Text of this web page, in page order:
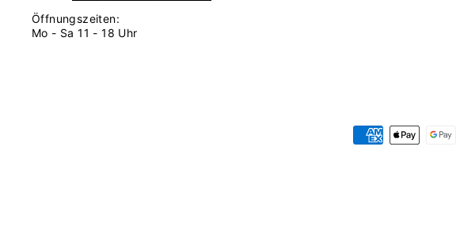
Öffnungszeiten:
Mo - Sa 11 - 18 Uhr